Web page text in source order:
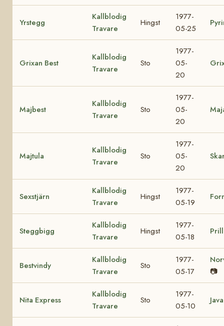
Yrstegg
Kallblodig
Travare
Hingst
1977-
05-25
Grixan Best
Kallblodig
Travare
Sto
1977-
05-
20
Majbest
Kallblodig
Travare
Sto
1977-
05-
20
Majtula
Kallblodig
Travare
Sto
1977-
05-
20
Sexstjärn
Kallblodig
Travare
Hingst
1977-
05-19
Steggbigg
Kallblodig
Travare
Hingst
1977-
05-18
Bestvindy
Kallblodig
Travare
Sto
1977-
05-17
📷
Nita Express
Kallblodig
Travare
Sto
1977-
05-10